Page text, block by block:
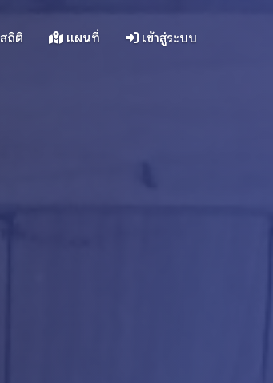
สถิติ แผนที่ เข้าสู่ระบบ